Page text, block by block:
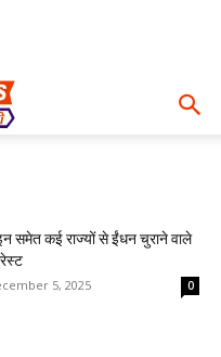
समेत कई राज्यों से ईंधन चुराने वाले
5, 2025 0